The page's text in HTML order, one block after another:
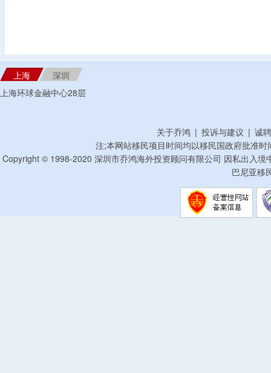
上海
深圳
上海环球金融中心28层
关于乔鸿 | 投诉与建议 | 诚
注;本网站移民项目时间均以移民国政府批准
Copyright © 1998-2020 深圳市乔鸿海外投资顾问有限公司 因私出入
巴尼亚移